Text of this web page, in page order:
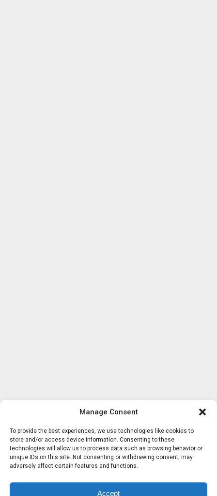
Manage Consent
To provide the best experiences, we use technologies like cookies to
store and/or access device information. Consenting to these
technologies will allow us to process data such as browsing behavior or
unique IDs on this site. Not consenting or withdrawing consent, may
adversely affect certain features and functions.
Accept